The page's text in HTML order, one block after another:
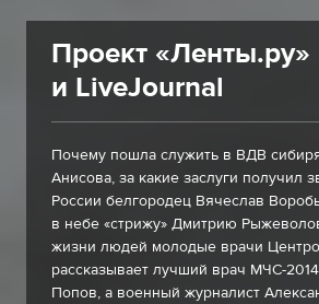
Проект «Ленты.ру»
и LiveJournal
Почему пошла служить в ВДВ
Анисова, за какие заслуги получил
России белгородец Вячеслав
в небе «стрижу» Дмитрию
жизни людей молодые врачи
рассказывает лучший врач МЧС-
Попов, а военный журналист